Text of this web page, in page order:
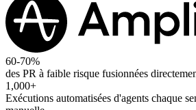
60-70%
des PR à faible risque fusionnées
1,000+
Exécutions automatisées d'agents chaque